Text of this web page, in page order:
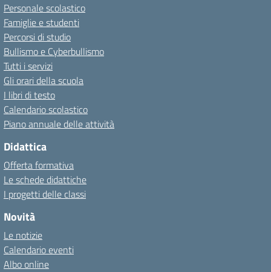
Personale scolastico
Famiglie e studenti
Percorsi di studio
Bullismo e Cyberbullismo
Tutti i servizi
Gli orari della scuola
I libri di testo
Calendario scolastico
Piano annuale delle attività
Didattica
Offerta formativa
Le schede didattiche
I progetti delle classi
Novità
Le notizie
Calendario eventi
Albo online